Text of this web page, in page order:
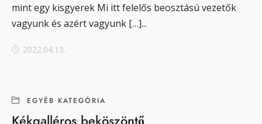
mint egy kisgyerek Mi itt felelős beosztású vezetők
vagyunk és azért vagyunk […]...
2022.04.13.
EGYÉB KATEGÓRIA